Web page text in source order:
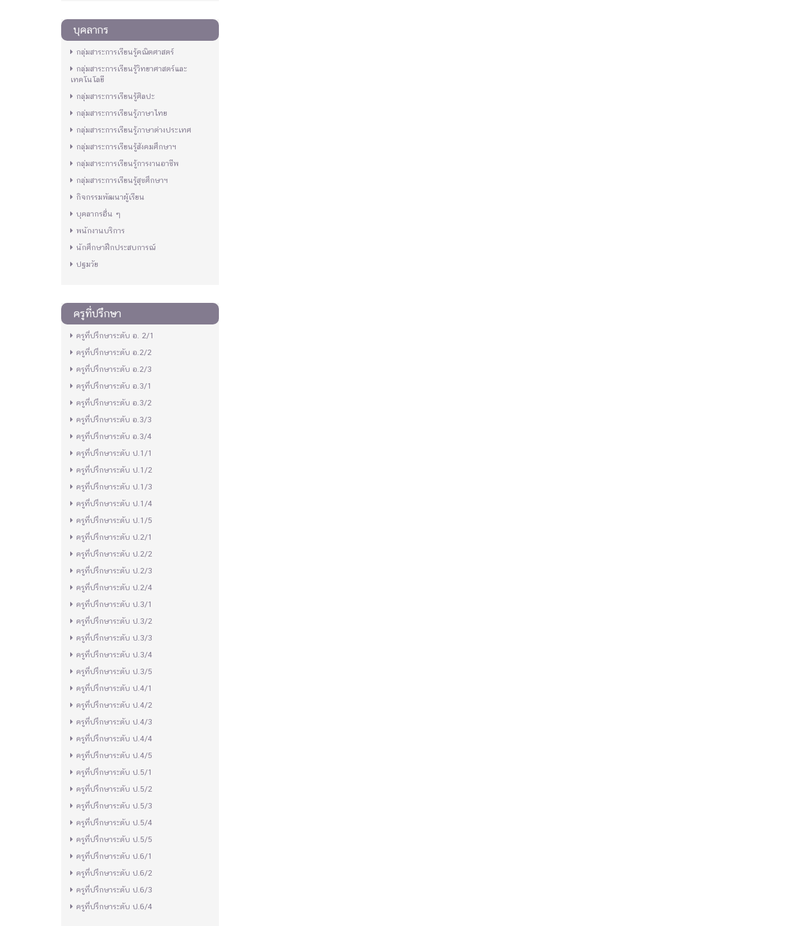
บุคลากร
กลุ่มสาระการเรียนรู้คณิตศาสตร์
กลุ่มสาระการเรียนรู้วิทยาศาสตร์และ
เทคโนโลยี
กลุ่มสาระการเรียนรู้ศิลปะ
กลุ่มสาระการเรียนรู้ภาษาไทย
กลุ่มสาระการเรียนรู้ภาษาต่างประเทศ
กลุ่มสาระการเรียนรู้สังคมศึกษาฯ
กลุ่มสาระการเรียนรู้การงานอาชีพ
กลุ่มสาระการเรียนรู้สุขศึกษาฯ
กิจกรรมพัฒนาผู้เรียน
บุคลากรอื่น ๆ
พนักงานบริการ
นักศึกษาฝึกประสบการณ์
ปฐมวัย
ครูที่ปรึกษา
ครูที่ปรึกษาระดับ อ. 2/1
ครูที่ปรึกษาระดับ อ.2/2
ครูที่ปรึกษาระดับ อ.2/3
ครูที่ปรึกษาระดับ อ.3/1
ครูที่ปรึกษาระดับ อ.3/2
ครูที่ปรึกษาระดับ อ.3/3
ครูที่ปรึกษาระดับ อ.3/4
ครูที่ปรึกษาระดับ ป.1/1
ครูที่ปรึกษาระดับ ป.1/2
ครูที่ปรึกษาระดับ ป.1/3
ครูที่ปรึกษาระดับ ป.1/4
ครูที่ปรึกษาระดับ ป.1/5
ครูที่ปรึกษาระดับ ป.2/1
ครูที่ปรึกษาระดับ ป.2/2
ครูที่ปรึกษาระดับ ป.2/3
ครูที่ปรึกษาระดับ ป.2/4
ครูที่ปรึกษาระดับ ป.3/1
ครูที่ปรึกษาระดับ ป.3/2
ครูที่ปรึกษาระดับ ป.3/3
ครูที่ปรึกษาระดับ ป.3/4
ครูที่ปรึกษาระดับ ป.3/5
ครูที่ปรึกษาระดับ ป.4/1
ครูที่ปรึกษาระดับ ป.4/2
ครูที่ปรึกษาระดับ ป.4/3
ครูที่ปรึกษาระดับ ป.4/4
ครูที่ปรึกษาระดับ ป.4/5
ครูที่ปรึกษาระดับ ป.5/1
ครูที่ปรึกษาระดับ ป.5/2
ครูที่ปรึกษาระดับ ป.5/3
ครูที่ปรึกษาระดับ ป.5/4
ครูที่ปรึกษาระดับ ป.5/5
ครูที่ปรึกษาระดับ ป.6/1
ครูที่ปรึกษาระดับ ป.6/2
ครูที่ปรึกษาระดับ ป.6/3
ครูที่ปรึกษาระดับ ป.6/4